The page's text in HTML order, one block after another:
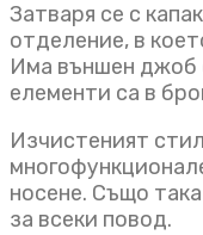
Затваря се с
отделение, в
Има външен джоб
елементи са в
Изчистеният
носене. Също
за всеки повод.